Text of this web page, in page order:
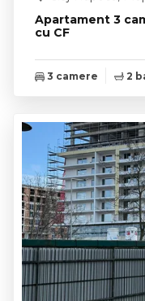
Apartament 3
cu CF
3 camere 2